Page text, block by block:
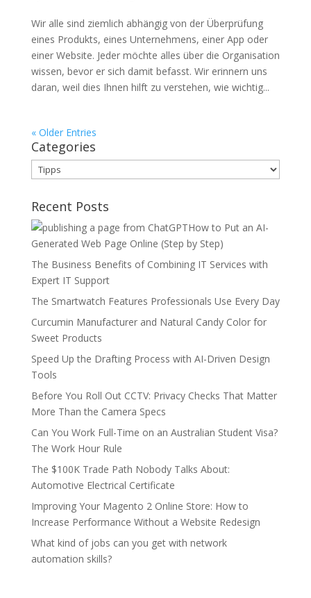
Wir alle sind ziemlich abhängig von der Überprüfung
eines Produkts, eines Unternehmens, einer App oder
einer Website. Jeder möchte alles über die Organisation
wissen, bevor er sich damit befasst. Wir erinnern uns
daran, weil dies Ihnen hilft zu verstehen, wie wichtig...
« Older Entries
Categories
Categories
Recent Posts
How to Put an AI-
Generated Web Page Online (Step by Step)
The Business Benefits of Combining IT Services with
Expert IT Support
The Smartwatch Features Professionals Use Every Day
Curcumin Manufacturer and Natural Candy Color for
Sweet Products
Speed Up the Drafting Process with AI-Driven Design
Tools
Before You Roll Out CCTV: Privacy Checks That Matter
More Than the Camera Specs
Can You Work Full-Time on an Australian Student Visa?
The Work Hour Rule
The $100K Trade Path Nobody Talks About:
Automotive Electrical Certificate
Improving Your Magento 2 Online Store: How to
Increase Performance Without a Website Redesign
What kind of jobs can you get with network
automation skills?